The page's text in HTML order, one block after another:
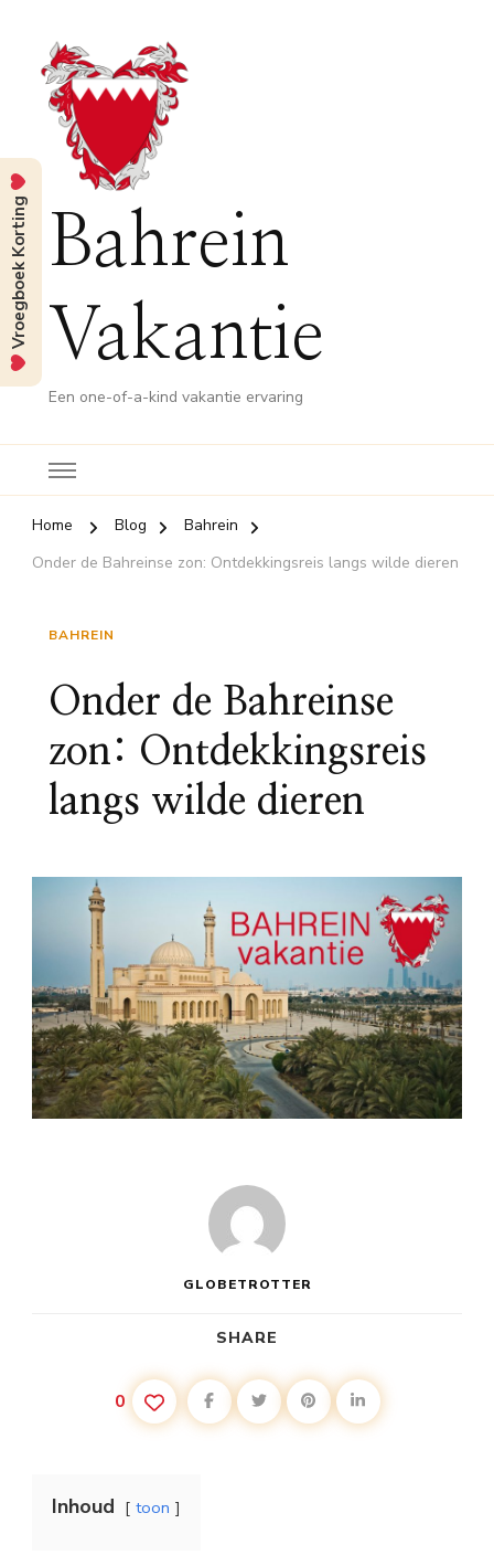
Bahrein
Vakantie
Een one-of-a-kind vakantie ervaring
Home Blog
Bahrein
Onder de Bahreinse zon: Ontdekkingsreis langs wilde dieren
BAHREIN
Onder de Bahreinse
zon: Ontdekkingsreis
langs wilde dieren
GLOBETROTTER
SHARE
0
Inhoud toon
Vroegboek Korting